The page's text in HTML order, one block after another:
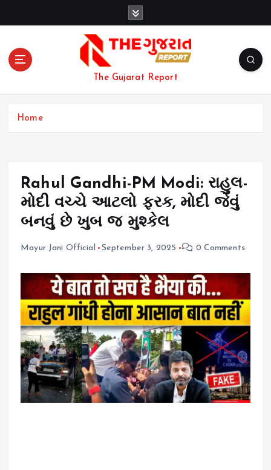
The Gujarat Report
Home
Rahul Gandhi-PM Modi: રાહુલ-
મોદી વચ્ચે આટલો ફરક, મોદી જેવું
બનવું છે ખુબ જ મુશ્કેલ
Mayur Jani Official September 3, 2025 0 Comments